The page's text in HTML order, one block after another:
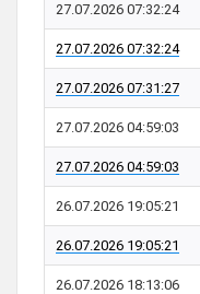
27.07.2026 07:32:24
27.07.2026 07:32:24
27.07.2026 07:31:27
27.07.2026 04:59:03
27.07.2026 04:59:03
26.07.2026 19:05:21
26.07.2026 19:05:21
26.07.2026 18:13:06